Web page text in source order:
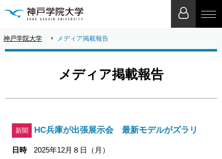
神戸学院大学 メディア掲載報告
メディア掲載報告
新聞 HC兵庫が出張展示会 最新モデルがズラリ
日時
2025年12月８日（月）